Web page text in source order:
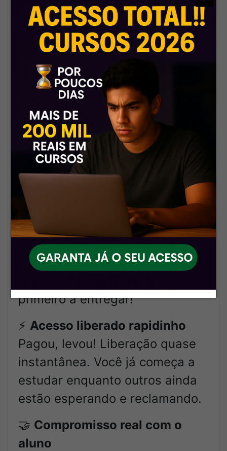
Por que comprar com a
gente?
Suporte de verdade, sem
enrolação
Falou com a gente, respondeu
na hora. Nada de sumiço ou
resposta automática fria. Aqui
tem gente de verdade te
atendendo!
🚀
Atualizações mais rápidas do
Brasil
Saiu conteúdo novo? Em
minutos já tá no ar. A gente
primeiro a entregar!
⚡ Acesso liberado rapidinho
Pagou, levou! Liberação quase
instantânea. Você já começa a
estudar enquanto outros ainda
estão esperando e reclamando.
🤝 Compromisso real com o
aluno